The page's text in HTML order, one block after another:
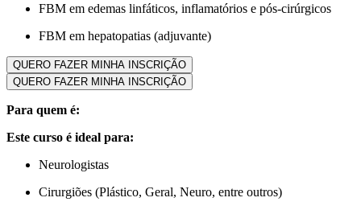
FBM em edemas linfáticos, inflamatórios e pós-cirúrgicos
FBM em hepatopatias (adjuvante)
QUERO FAZER MINHA INSCRIÇÃO
QUERO FAZER MINHA INSCRIÇÃO
Para quem é:
Este curso é ideal para:
Neurologistas
Cirurgiões (Plástico, Geral, Neuro, entre outros)